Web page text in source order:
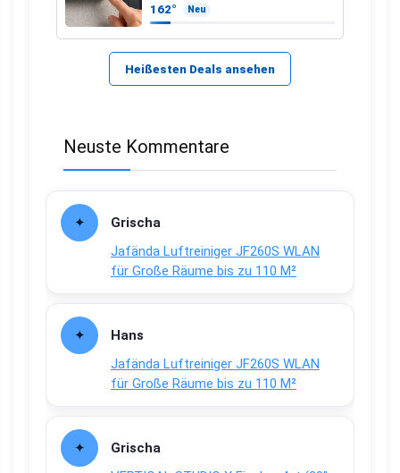
162° Neu
Heißesten Deals ansehen
Neuste Kommentare
Grischa
Jafända Luftreiniger JF260S WLAN
für Große Räume bis zu 110 M²
Hans
Jafända Luftreiniger JF260S WLAN
für Große Räume bis zu 110 M²
Grischa